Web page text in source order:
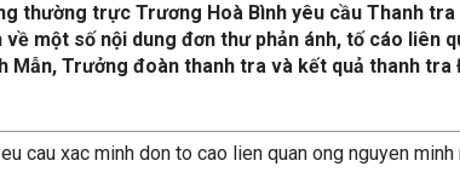
thường trực Trương Hoà Bình yêu cầu Thanh tra
về một số nội dung đơn thư phản ánh, tố cáo liên
Mẫn, Trưởng đoàn thanh tra và kết quả thanh tra